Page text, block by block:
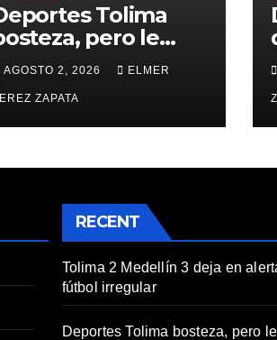
Tolima
pero le
para
a Alianza
2 A 1
AGOSTO 2, 2026 ELMER
ZAPATA
RECENT
Tolima 2 Medellín 3 deja en
fútbol irregular
Deportes Tolima bosteza, pero